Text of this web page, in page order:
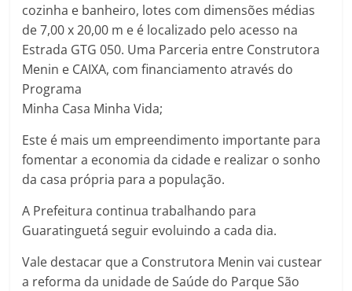
cozinha e banheiro, lotes com dimensões médias
de 7,00 x 20,00 m e é localizado pelo acesso na
Estrada GTG 050. Uma Parceria entre Construtora
Menin e CAIXA, com financiamento através do
Programa
Minha Casa Minha Vida;
Este é mais um empreendimento importante para
fomentar a economia da cidade e realizar o sonho
da casa própria para a população.
A Prefeitura continua trabalhando para
Guaratinguetá seguir evoluindo a cada dia.
Vale destacar que a Construtora Menin vai custear
a reforma da unidade de Saúde do Parque São